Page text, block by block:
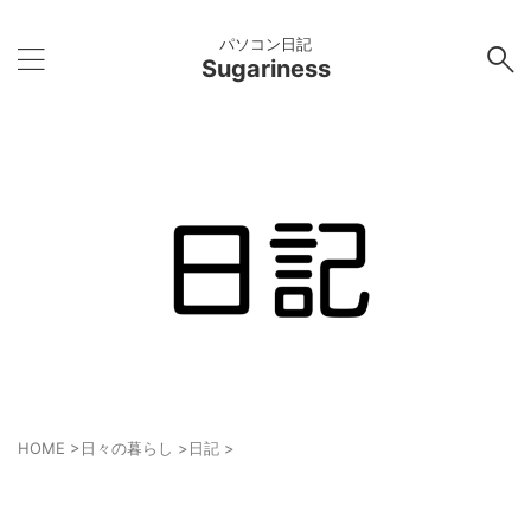
パソコン日記
Sugariness
HOME >日々の暮らし >日記 >